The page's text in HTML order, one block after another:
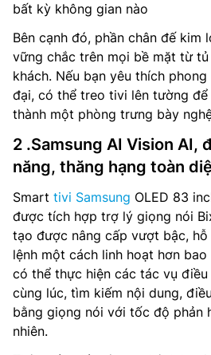
bất kỳ không gian nào
Bên cạnh đó, phần chân đế kim
vững chắc trên mọi bề mặt từ
khách. Nếu bạn yêu thích
đại, có thể treo tivi lên tường
thành một phòng trưng bày
2 .Samsung AI Vision AI,
năng, thăng hạng toàn
Smart tivi Samsung OLED 83
được tích hợp trợ lý giọng nói
tạo được nâng cấp vượt bậc,
lệnh một cách linh hoạt hơn
có thể thực hiện các tác vụ
cùng lúc, tìm kiếm nội dung,
bằng giọng nói với tốc độ phản
nhiên.